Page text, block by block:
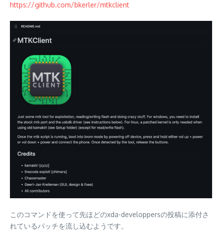
https://github.com/bkerler/mtkclient
このコマンドを使って先ほどのxda-developpersの投稿に添付さ
れているパッチを流し込むようです。